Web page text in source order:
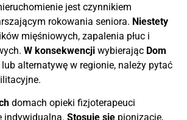
jest czynnikiem
rokowania seniora. Niestety
mięśniowych, zapalenia płuc i
W konsekwencji wybierając Dom
lub alternatywę w regionie, należy pytać
domach opieki fizjoterapeuci
indywidualną.Stosuje się pionizację,